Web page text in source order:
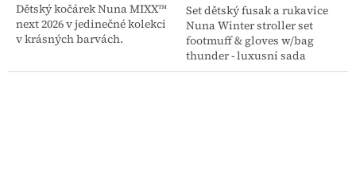
Dětský kočárek Nuna MIXX™
next 2026 v jedinečné kolekci
v krásných barvách.
Set dětský fusak a rukavice
Nuna Winter stroller set
footmuff & gloves w/bag
thunder - luxusní sada
dětského fusaku a páru